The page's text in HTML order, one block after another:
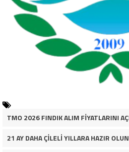
21 AY DAHA ÇİLELİ YILLARA HAZIR OLUN